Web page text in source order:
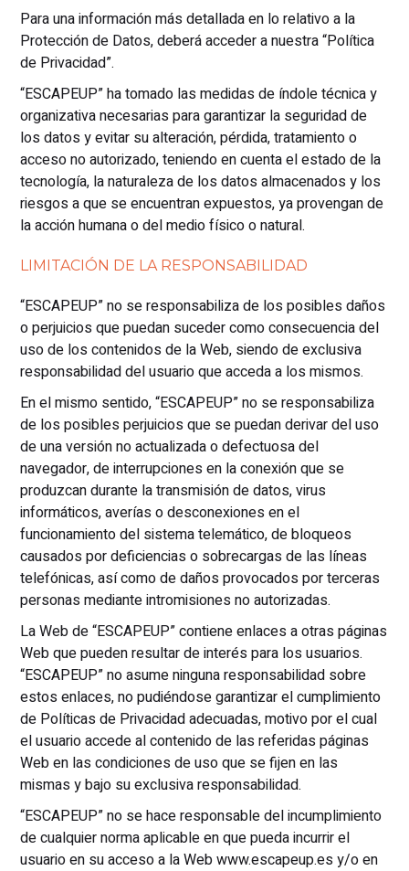
Para una información más detallada en lo relativo a la
Protección de Datos, deberá acceder a nuestra “Política
de Privacidad”.
“ESCAPEUP” ha tomado las medidas de índole técnica y
organizativa necesarias para garantizar la seguridad de
los datos y evitar su alteración, pérdida, tratamiento o
acceso no autorizado, teniendo en cuenta el estado de la
tecnología, la naturaleza de los datos almacenados y los
riesgos a que se encuentran expuestos, ya provengan de
la acción humana o del medio físico o natural.
LIMITACIÓN DE LA RESPONSABILIDAD
“ESCAPEUP” no se responsabiliza de los posibles daños
o perjuicios que puedan suceder como consecuencia del
uso de los contenidos de la Web, siendo de exclusiva
responsabilidad del usuario que acceda a los mismos.
En el mismo sentido, “ESCAPEUP” no se responsabiliza
de los posibles perjuicios que se puedan derivar del uso
de una versión no actualizada o defectuosa del
navegador, de interrupciones en la conexión que se
produzcan durante la transmisión de datos, virus
informáticos, averías o desconexiones en el
funcionamiento del sistema telemático, de bloqueos
causados por deficiencias o sobrecargas de las líneas
telefónicas, así como de daños provocados por terceras
personas mediante intromisiones no autorizadas.
La Web de “ESCAPEUP” contiene enlaces a otras páginas
Web que pueden resultar de interés para los usuarios.
“ESCAPEUP” no asume ninguna responsabilidad sobre
estos enlaces, no pudiéndose garantizar el cumplimiento
de Políticas de Privacidad adecuadas, motivo por el cual
el usuario accede al contenido de las referidas páginas
Web en las condiciones de uso que se fijen en las
mismas y bajo su exclusiva responsabilidad.
“ESCAPEUP” no se hace responsable del incumplimiento
de cualquier norma aplicable en que pueda incurrir el
usuario en su acceso a la Web www.escapeup.es y/o en